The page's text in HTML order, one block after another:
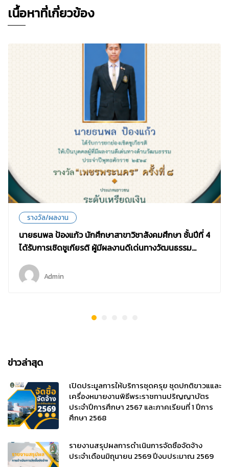
เนื้อหาที่เกี่ยวข้อง
รางวัล/ผลงาน
นายธนพล ป้องแก้ว นักศึกษาสาขาวิชาสังคมศึกษา ชั้นปีที่ 4
ได้รับการเชิดชูเกียรติ ผู้มีผลงานดีเด่นทางวัฒนธรรม
Admin
ข่าวล่าสุด
เปิดประมูลการให้บริการชุดครุย ชุดปกติขาวแและ
เครื่องหมายงานพิธีพระราชทานปริญญาบัตร
ประจำปีการศึกษา 2567 และภาคเรียนที่ 1 ปีการ
ศึกษา 2568
รายงานสรุปผลการดำเนินการจัดซื้อจัดจ้าง
ประจำเดือนมิถุนายน 2569 ปีงบประมาณ 2569